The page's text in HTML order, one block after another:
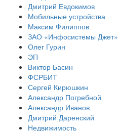
Дмитрий Евдокимов
Мобильные устройства
Максим Филиппов
ЗАО «Инфосистемы Джет»
Олег Гурин
ЭП
Виктор Басин
ФСРБИТ
Сергей Кирюшкин
Александр Погребной
Александр Иванов
Дмитрий Даренский
Недвижимость